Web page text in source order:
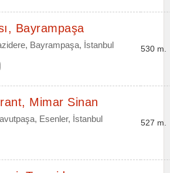
Bayrampaşa
Bayrampaşa, İstanbul 530 m.
Mimar Sinan
Esenler, İstanbul 527 m.